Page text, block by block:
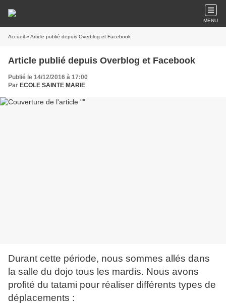
MENU
Accueil » Article publié depuis Overblog et Facebook
Article publié depuis Overblog et Facebook
Publié le 14/12/2016 à 17:00
Par ECOLE SAINTE MARIE
Durant cette période, nous sommes allés dans
la salle du dojo tous les mardis. Nous avons
profité du tatami pour réaliser différents types de
déplacements :